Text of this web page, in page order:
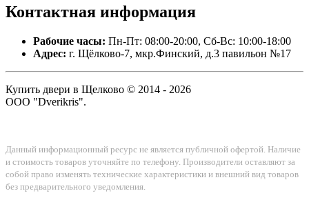
Контактная информация
Рабочие часы: Пн-Пт: 08:00-20:00, Сб-Вс: 10:00-18:00
Адрес: г. Щёлково-7, мкр.Финский, д.3 павильон №17
Купить двери в Щелково © 2014 - 2026
ООО "Dverikris".
Данный информационный ресурс не является публичной офертой. Наличие
и стоимость товаров уточняйте по телефону. Производители оставляют за
собой право изменять технические характеристики и внешний вид товаров
без предварительного уведомления.